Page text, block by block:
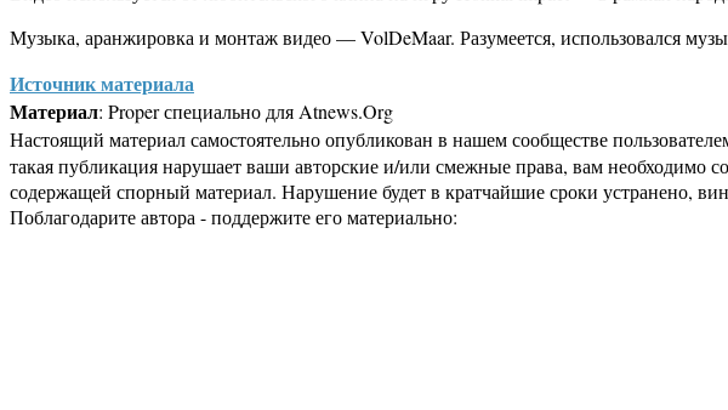
Музыка, аранжировка и монтаж видео — VolDeMaar. Разумеется, использовался
Источник материала
Материал: Proper специально для Atnews.Org
Настоящий материал самостоятельно опубликован в нашем сообществе
такая публикация нарушает ваши авторские и/или смежные права, вам необходимо
содержащей спорный материал. Нарушение будет в кратчайшие сроки устранено,
Поблагодарите автора - поддержите его материально: